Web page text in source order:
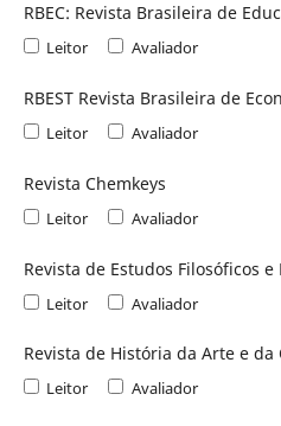
RBEC: Revista Brasileira de
Leitor Avaliador
RBEST Revista Brasileira de
Leitor Avaliador
Revista Chemkeys
Leitor Avaliador
Revista de Estudos Filosóficos
Leitor Avaliador
Revista de História da Arte e da
Leitor Avaliador